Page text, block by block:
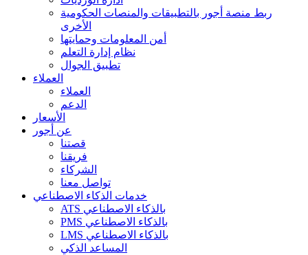
ربط منصة أجور بالتطبيقات والمنصات الحكومية
الأخرى
أمن المعلومات وحمايتها
نظام إدارة التعلم
تطبيق الجوال
العملاء
العملاء
الدعم
الأسعار
عن أجور
قصتنا
فريقنا
الشركاء
تواصل معنا
خدمات الذكاء الاصطناعي
ATS بالذكاء الاصطناعي
PMS بالذكاء الاصطناعي
LMS بالذكاء الاصطناعي
المساعد الذكي